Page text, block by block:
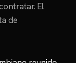
El
de